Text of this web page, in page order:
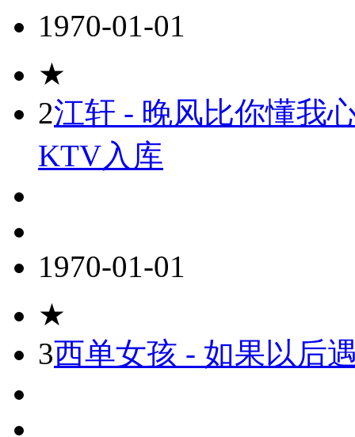
1970-01-01
★
2江轩 - 晚风比你懂我
KTV入库
1970-01-01
★
3西单女孩 - 如果以后